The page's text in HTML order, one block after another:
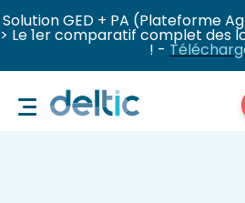
Solution GED + PA (Plateforme
> Le 1er comparatif complet des
! -